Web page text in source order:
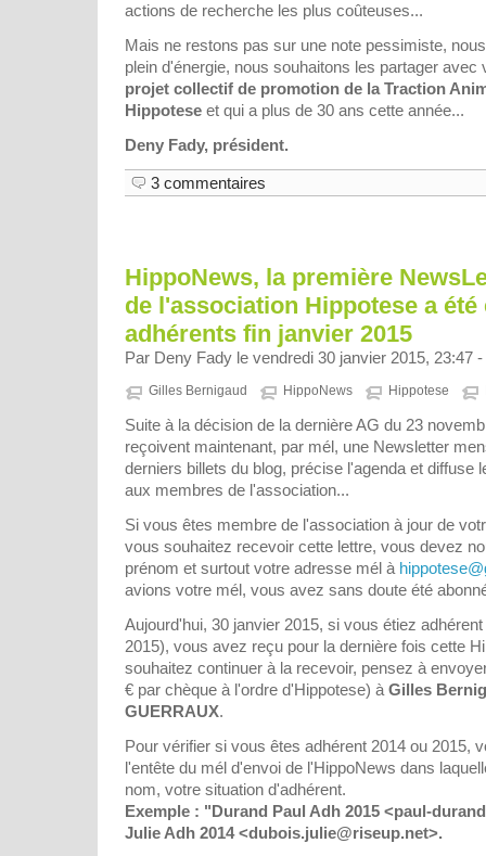
actions de recherche les plus coûteuses...
Mais ne restons pas sur une note pessimiste,
plein d'énergie, nous souhaitons les partager
projet collectif de promotion de la Traction
Hippotese et qui a plus de 30 ans cette année...
Deny Fady, président.
3 commentaires
HippoNews, la première
de l'association Hippotese a été
adhérents fin janvier 2015
Par Deny Fady le vendredi 30 janvier 2015, 23:47 -
Gilles Bernigaud HippoNews Hippotese
Suite à la décision de la dernière AG du 23
reçoivent maintenant, par mél, une Newsletter
derniers billets du blog, précise l'agenda et diffuse
aux membres de l'association...
Si vous êtes membre de l'association à jour de
vous souhaitez recevoir cette lettre, vous devez
prénom et surtout votre adresse mél à
avions votre mél, vous avez sans doute été
Aujourd'hui, 30 janvier 2015, si vous étiez
2015), vous avez reçu pour la dernière fois cette
souhaitez continuer à la recevoir, pensez à
€ par chèque à l'ordre d'Hippotese) à Gilles
GUERRAUX.
Pour vérifier si vous êtes adhérent 2014 ou 2015,
l'entête du mél d'envoi de l'HippoNews dans
nom, votre situation d'adhérent.
Exemple : "Durand Paul Adh 2015 <paul-
Julie Adh 2014 <dubois.julie@riseup.net>.